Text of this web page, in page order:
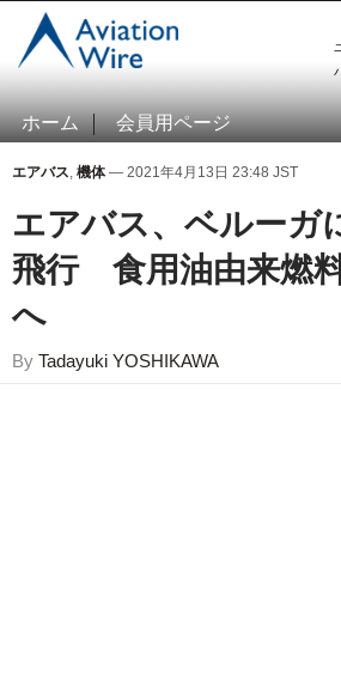
ホーム 会員用ページ
エアバス, 機体— 2021年4月13日 23:48 JST
エアバス、ベルーガ
飛行 食用油由来燃
へ
By Tadayuki YOSHIKAWA